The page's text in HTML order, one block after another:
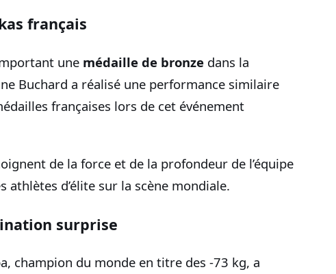
français
une médaille de bronze dans la
Buchard a réalisé une performance similaire
françaises lors de cet événement
de la force et de la profondeur de l’équipe
d’élite sur la scène mondiale.
surprise
champion du monde en titre des -73 kg, a